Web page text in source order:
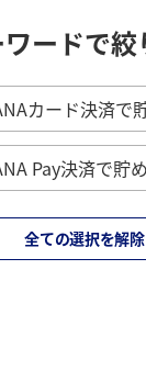
ードで絞
カード決済で
Pay決済で貯
全ての選択を解除